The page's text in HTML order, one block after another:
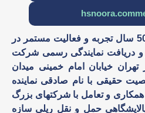
شرکت حدید صنعت نورا با 50 سال تجربه و فعالیت مستمر در
دریافت نمایندگی رسمی شرکت
در بازار تهران خیابان امام خمینی میدان
حقیقی با نام صادقی نماینده
و تعامل با شرکتهای بزرگ
حمل و نقل ریلی سازه